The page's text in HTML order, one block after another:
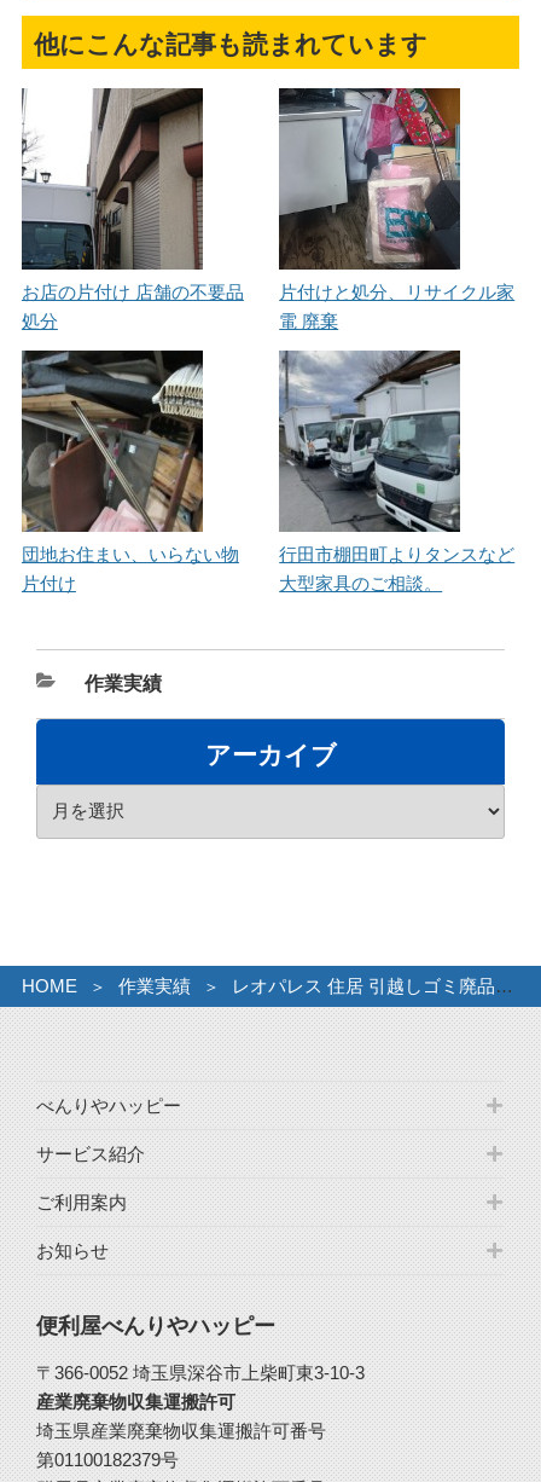
他にこんな記事も読まれています
お店の片付け 店舗の不要品
処分
片付けと処分、リサイクル家
電 廃棄
団地お住まい、いらない物
片付け
行田市棚田町よりタンスなど
大型家具のご相談。
カ
テ
ー
作業実績
アーカイブ
HOME 作業実績 レオパレス 住居 引越しゴミ廃品処理
べんりやハッピー
サービス紹介
ご利用案内
お知らせ
便利屋べんりやハッピー
〒366-0052 埼玉県深谷市上柴町東3-10-3
産業廃棄物収集運搬許可
埼玉県産業廃棄物収集運搬許可番号
第01100182379号